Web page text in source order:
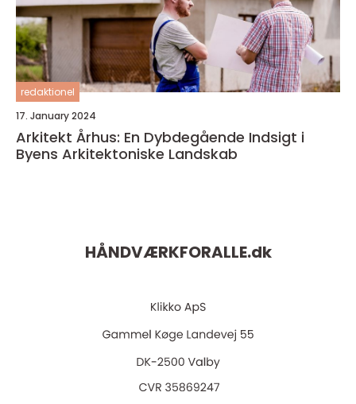
redaktionel
17. January 2024
Arkitekt Århus: En Dybdegående Indsigt i
Byens Arkitektoniske Landskab
HÅNDVÆRKFORALLE.dk